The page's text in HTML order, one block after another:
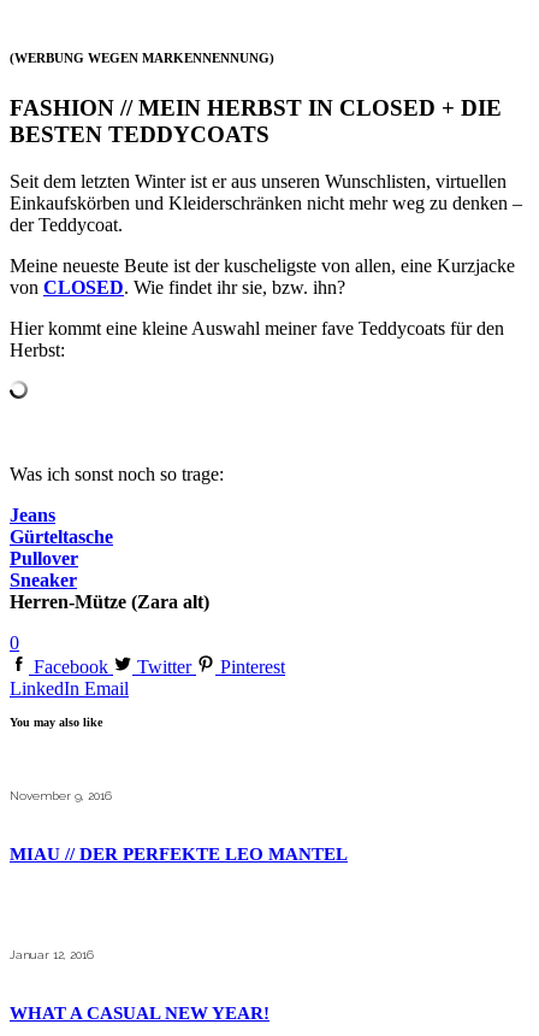
(WERBUNG WEGEN MARKENNENNUNG)
FASHION // MEIN HERBST IN CLOSED + DIE
BESTEN TEDDYCOATS
Seit dem letzten Winter ist er aus unseren Wunschlisten, virtuellen
Einkaufskörben und Kleiderschränken nicht mehr weg zu denken –
der Teddycoat.
Meine neueste Beute ist der kuscheligste von allen, eine Kurzjacke
von CLOSED. Wie findet ihr sie, bzw. ihn?
Hier kommt eine kleine Auswahl meiner fave Teddycoats für den
Herbst:
Was ich sonst noch so trage:
Jeans
Gürteltasche
Pullover
Sneaker
Herren-Mütze (Zara alt)
0
Facebook
Twitter
Pinterest
LinkedIn Email
You may also like
November 9, 2016
MIAU // DER PERFEKTE LEO MANTEL
Januar 12, 2016
WHAT A CASUAL NEW YEAR!